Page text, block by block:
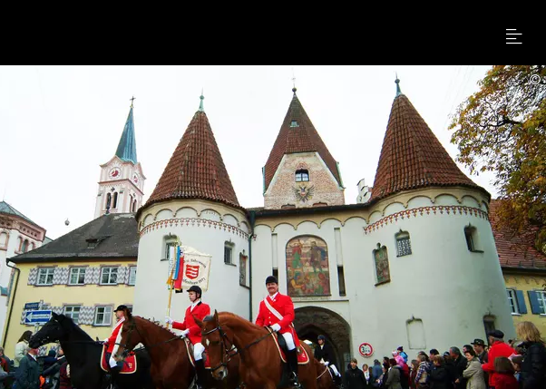
Menu
©